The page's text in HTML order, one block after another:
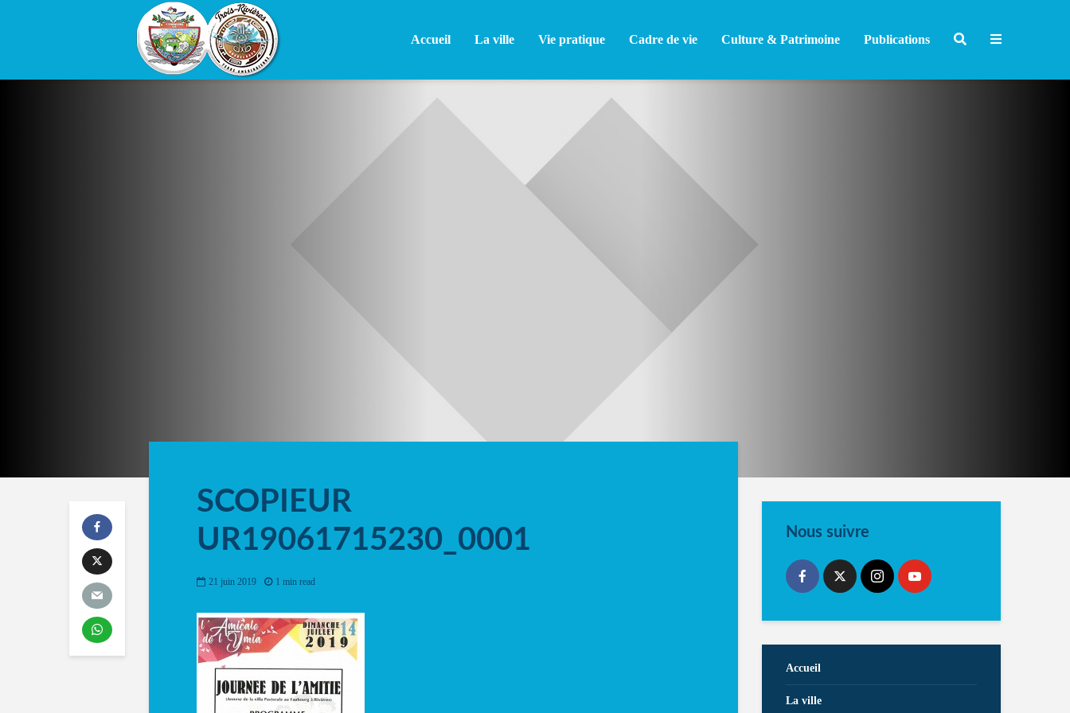
Accueil La ville Vie pratique Cadre de vie Culture & Patrimoine Publications
SCOPIEUR
UR19061715230_0001
21 juin 2019 1 min read
Nous suivre
Accueil
La ville